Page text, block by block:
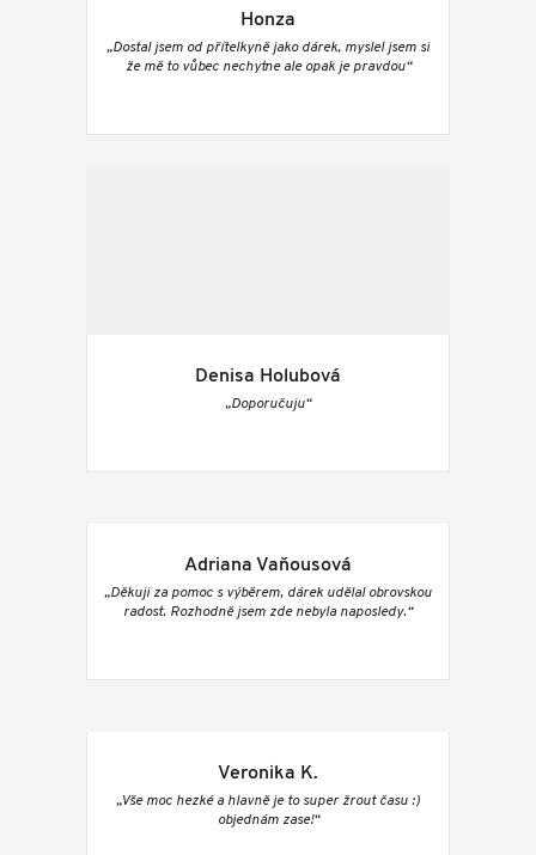
Honza
„Dostal jsem od přítelkyně jako dárek, myslel jsem si
že mě to vůbec nechytne ale opak je pravdou“
Denisa Holubová
„Doporučuju“
Adriana Vaňousová
„Děkuji za pomoc s výběrem, dárek udělal obrovskou
radost. Rozhodně jsem zde nebyla naposledy.“
Veronika K.
„Vše moc hezké a hlavně je to super žrout času :)
objednám zase!“